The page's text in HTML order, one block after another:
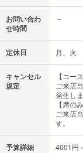
お問い合わ
せ時間
－
定休日 月、火
キャンセル
規定
【コー
ご来店
発生しま
【席の
ご来店
す。
予算詳細 4001円